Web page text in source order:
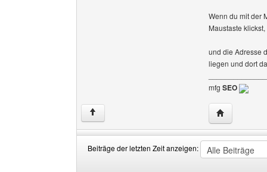
Wenn du mit der
Maustaste
und die Adresse
liegen und dort
mfg SEO
↑ Website
Beiträge der letzten Zeit anzeigen: